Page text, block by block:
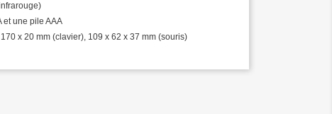
et une pile AAA
x 20 mm (clavier), 109 x 62 x 37 mm (souris)